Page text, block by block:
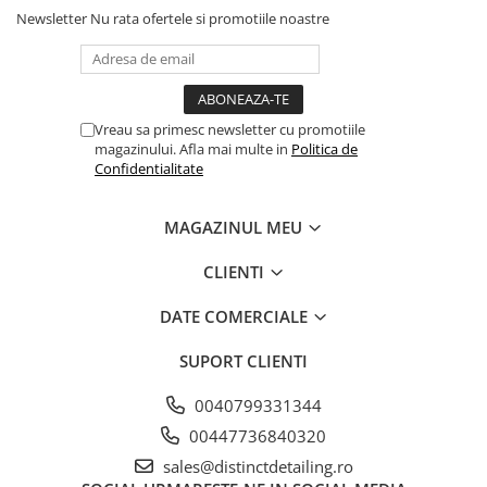
Newsletter Nu rata ofertele si promotiile noastre
Vreau sa primesc newsletter cu promotiile
magazinului. Afla mai multe in Politica de
Confidentialitate
MAGAZINUL MEU
CLIENTI
DATE COMERCIALE
SUPORT CLIENTI
0040799331344
00447736840320
sales@distinctdetailing.ro